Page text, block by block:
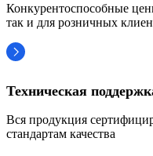
Конкурентоспособные
так и для розничных
Техническая
Вся продукция
стандартам качества